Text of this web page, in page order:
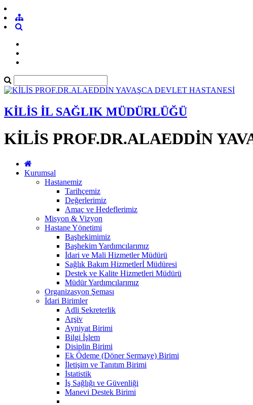
KİLİS İL SAĞLIK MÜDÜRLÜĞÜ
KİLİS PROF.DR.ALAEDDİN
Kurumsal
Hastanemiz
Tarihçemiz
Değerlerimiz
Amaç ve Hedeflerimiz
Misyon & Vizyon
Hastane Yönetimi
Başhekimimiz
Başhekim Yardımcılarımız
İdari ve Mali Hizmetler Müdürü
Sağlık Bakım Hizmetlerİ Müdüresi
Destek ve Kalite Hizmetleri Müdürü
Müdür Yardımcılarımız
Organizasyon Şeması
İdari Birimler
Adli Sekreterlik
Arşiv
Ayniyat Birimi
Bilgi İşlem
Disiplin Birimi
Ek Ödeme (Döner Sermaye) Birimi
İletişim ve Tanıtım Birimi
İstatistik
İş Sağlığı ve Güvenliği
Manevi Destek Birimi